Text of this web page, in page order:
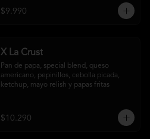
$9.990
X La Crust
Pan de papa, special blend, queso
americano, pepinillos, cebolla picada,
ketchup, mayo relish y papas fritas
$10.290